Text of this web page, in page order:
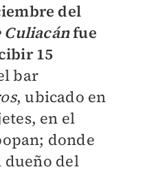
del
Culiacánfue
15
bar
, ubicado en
en el
donde
del